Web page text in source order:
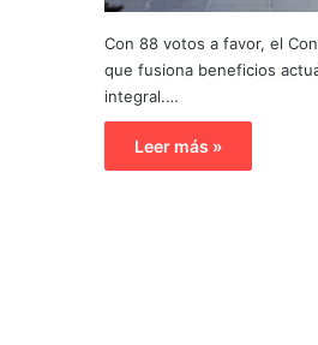
Con 88 votos a favor, el
que fusiona beneficios
integral.…
Leer más »